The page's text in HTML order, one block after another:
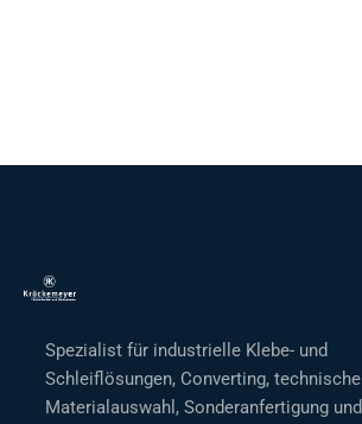
Spezialist für industrielle Klebe- und
Schleiflösungen, Converting, technische
Materialauswahl, Sonderanfertigung und